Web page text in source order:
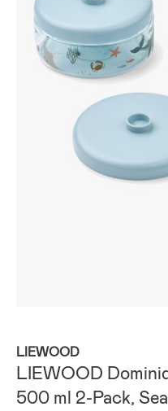
LIEWOOD
LIEWOOD
500 ml 2-Pack,